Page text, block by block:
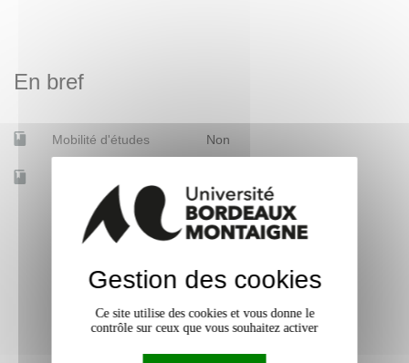
En bref
Mobilité d'études Non
Gestion des cookies
Ce site utilise des cookies et vous donne le
contrôle sur ceux que vous souhaitez activer